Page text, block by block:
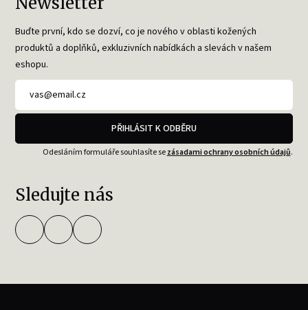
Buďte první, kdo se dozví, co je nového v oblasti kožených
produktů a doplňků, exkluzivních nabídkách a slevách v našem
eshopu.
PŘIHLÁSIT K ODBĚRU
Odesláním formuláře souhlasíte sezásadami ochrany osobních údajů.
Sledujte nás